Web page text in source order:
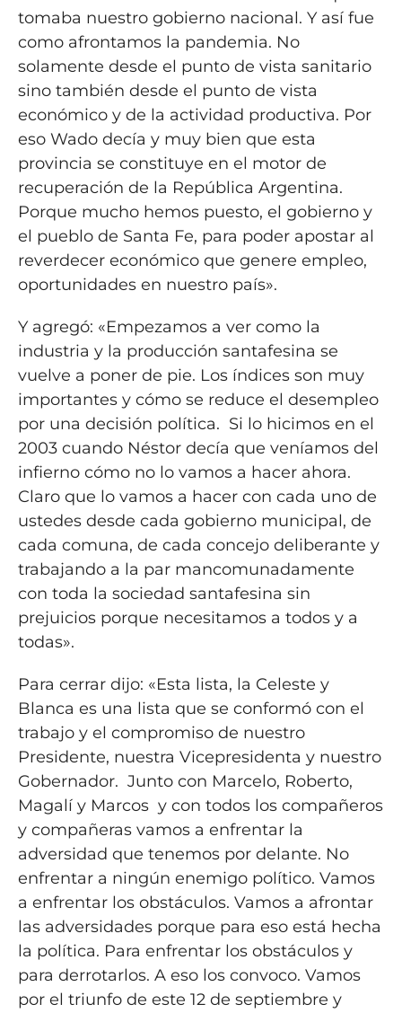
tomaba nuestro gobierno nacional. Y así fue
como afrontamos la pandemia. No
solamente desde el punto de vista sanitario
sino también desde el punto de vista
económico y de la actividad productiva. Por
eso Wado decía y muy bien que esta
provincia se constituye en el motor de
recuperación de la República Argentina.
Porque mucho hemos puesto, el gobierno y
el pueblo de Santa Fe, para poder apostar al
reverdecer económico que genere empleo,
oportunidades en nuestro país».
Y agregó: «Empezamos a ver como la
industria y la producción santafesina se
vuelve a poner de pie. Los índices son muy
importantes y cómo se reduce el desempleo
por una decisión política. Si lo hicimos en el
2003 cuando Néstor decía que veníamos del
infierno cómo no lo vamos a hacer ahora.
Claro que lo vamos a hacer con cada uno de
ustedes desde cada gobierno municipal, de
cada comuna, de cada concejo deliberante y
trabajando a la par mancomunadamente
con toda la sociedad santafesina sin
prejuicios porque necesitamos a todos y a
todas».
Para cerrar dijo: «Esta lista, la Celeste y
Blanca es una lista que se conformó con el
trabajo y el compromiso de nuestro
Presidente, nuestra Vicepresidenta y nuestro
Gobernador. Junto con Marcelo, Roberto,
Magalí y Marcos y con todos los compañeros
y compañeras vamos a enfrentar la
adversidad que tenemos por delante. No
enfrentar a ningún enemigo político. Vamos
a enfrentar los obstáculos. Vamos a afrontar
las adversidades porque para eso está hecha
la política. Para enfrentar los obstáculos y
para derrotarlos. A eso los convoco. Vamos
por el triunfo de este 12 de septiembre y